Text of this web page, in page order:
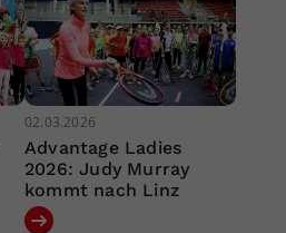
02.03.2026
Advantage Ladies
2026: Judy Murray
kommt nach Linz